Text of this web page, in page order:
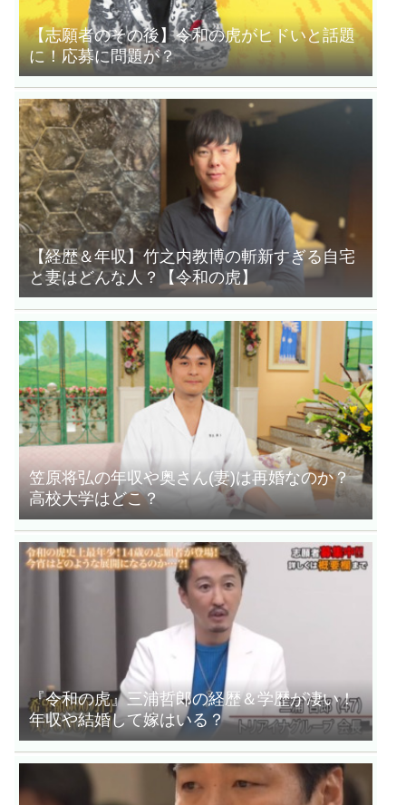
【志願者のその後】令和の虎がヒドいと話題
に！応募に問題が？
【経歴＆年収】竹之内教博の斬新すぎる自宅
と妻はどんな人？【令和の虎】
笠原将弘の年収や奥さん(妻)は再婚なのか？
高校大学はどこ？
『令和の虎』三浦哲郎の経歴＆学歴が凄い！
年収や結婚して嫁はいる？